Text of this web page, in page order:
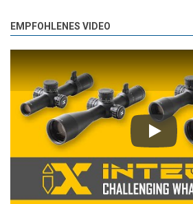
EMPFOHLENES VIDEO
Play